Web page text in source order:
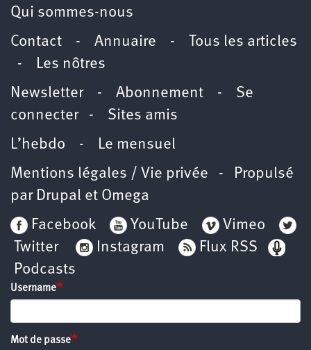
Qui sommes-nous
Contact - Annuaire -
Tous les articles
- Les nôtres
Newsletter- Abonnement - Se
connecter- Sites amis
L’hebdo - Le mensuel
Mentions légales / Vie privée - Propulsé
par Drupal et Omega
Facebook
YouTube
Vimeo
Twitter
Instagram
Flux RSS
Podcasts
Username
Mot de passe